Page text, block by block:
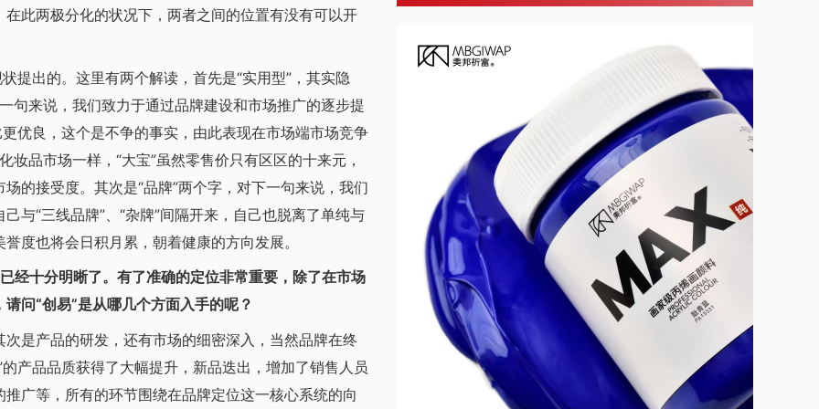
此两极分化的状况下，两者之间的位置有没有可以开
出的。这里有两个解读，首先是“实用型”，其实隐
句来说，我们致力于通过品牌建设和市场推广的逐步提
优良，这个是不争的事实，由此表现在市场端市场竞争
妆品市场一样，“大宝”虽然零售价只有区区的十来元，
的接受度。其次是“品牌”两个字，对下一句来说，我们
与“三线品牌”、“杂牌”间隔开来，自己也脱离了单纯与
度也将会日积月累，朝着健康的方向发展。
十分明晰了。有了准确的定位非常重要，除了在市场
问“创易”是从哪几个方面入手的呢？
产品的研发，还有市场的细密深入，当然品牌在终
产品品质获得了大幅提升，新品迭出，增加了销售人员
广等，所有的环节围绕在品牌定位这一核心系统的向